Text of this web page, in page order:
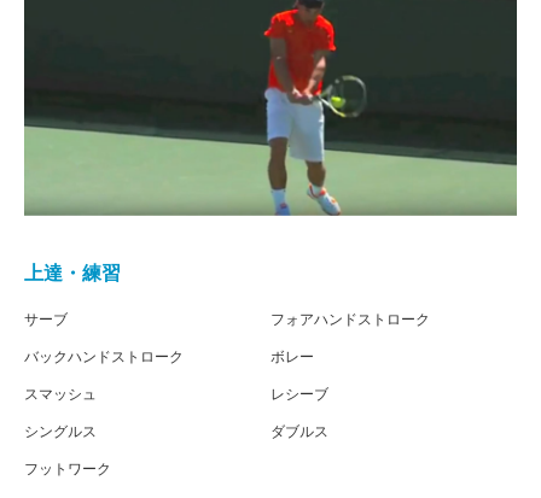
上達・練習
サーブ
バックハンドストローク
スマッシュ
シングルス
フットワーク
フォアハンドストローク
ボレー
レシーブ
ダブルス